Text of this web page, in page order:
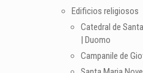
Edificios religiosos
Catedral de
| Duomo
Campanile de